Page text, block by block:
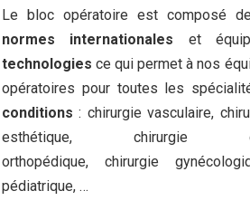
Le bloc opératoire est composé
normes internationales et
technologies ce qui permet à nos
opératoires pour toutes les
conditions : chirurgie vasculaire,
esthétique, chirurgie
orthopédique, chirurgie
pédiatrique, …